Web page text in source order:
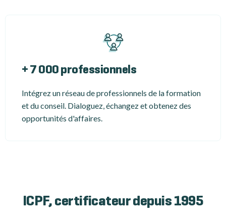
+ 7 000 professionnels
Intégrez un réseau de professionnels de la formation
et du conseil. Dialoguez, échangez et obtenez des
opportunités d'affaires.
ICPF, certificateur depuis 1995